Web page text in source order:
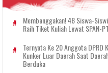
Membanggakan! 48 Siswa-
Raih Tiket Kuliah Lewat SPAN-
Ternyata Ke 20 Anggota DPRD
Kunker Luar Daerah Saat
Berduka